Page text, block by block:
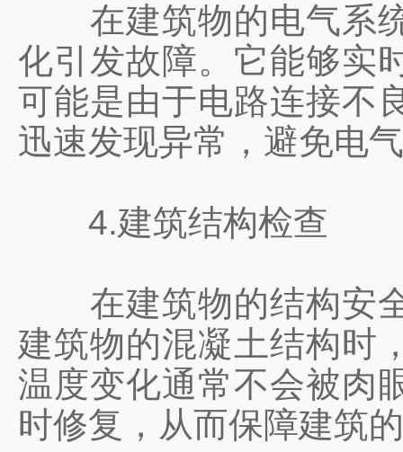
在建筑物的电气系统
化引发故障。它能够实
可能是由于电路连接不
迅速发现异常，避免电
4.建筑结构检查
在建筑物的结构安全
建筑物的混凝土结构时
温度变化通常不会被肉
时修复，从而保障建筑